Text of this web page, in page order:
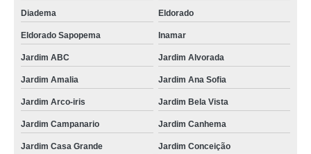
Diadema Eldorado
Eldorado Sapopema Inamar
Jardim ABC Jardim Alvorada
Jardim Amalia Jardim Ana Sofia
Jardim Arco-iris Jardim Bela Vista
Jardim Campanario Jardim Canhema
Jardim Casa Grande Jardim Conceição